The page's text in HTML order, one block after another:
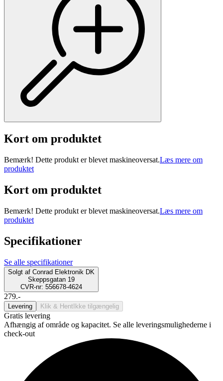
Kort om produktet
Bemærk! Dette produkt er blevet maskineoversat.Læs mere om
produktet
Kort om produktet
Bemærk! Dette produkt er blevet maskineoversat.Læs mere om
produktet
Specifikationer
Se alle specifikationer
Solgt af Conrad Elektronik DK
Skeppsgatan 19
CVR-nr: 556678-4624
279.-
Levering Klik & Hent Ikke tilgængelig
Gratis levering
Afhængig af område og kapacitet. Se alle leveringsmulighederne i
check-out